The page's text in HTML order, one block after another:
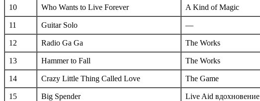
10 Who Wants to Live Forever A Kind of Magic
11 Guitar Solo —
12 Radio Ga Ga The Works
13 Hammer to Fall The Works
14 Crazy Little Thing Called Love The Game
15 Big Spender Live Aid вдохновение